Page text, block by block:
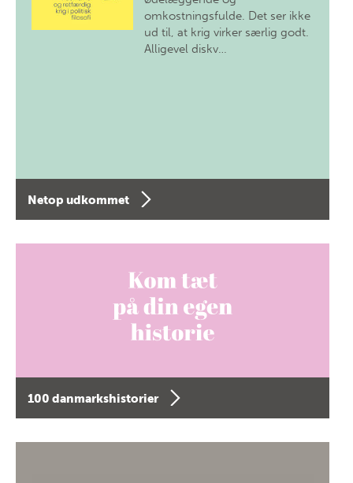
omkostningsfulde. Det ser ikke
ud til, at krig virker særlig godt.
Alligevel diskv…
Netop udkommet
100 danmarkshistorier